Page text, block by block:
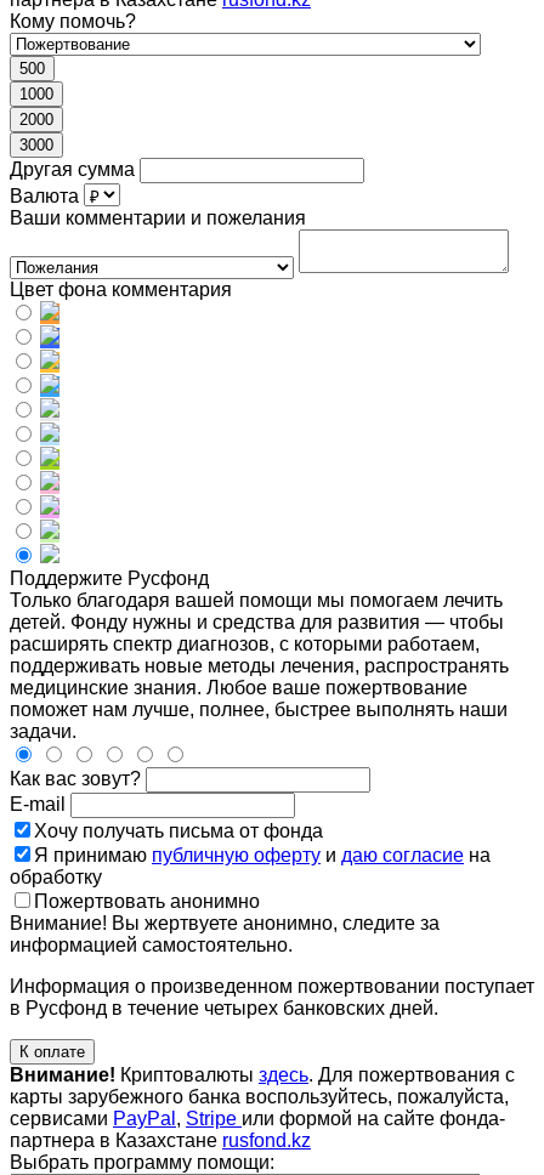
Кому помочь?
500
1000
2000
3000
Другая сумма
Валюта
Ваши комментарии и пожелания
Цвет фона комментария
Поддержите Русфонд
Только благодаря вашей помощи мы помогаем лечить
детей. Фонду нужны и средства для развития — чтобы
расширять спектр диагнозов, с которыми работаем,
поддерживать новые методы лечения, распространять
медицинские знания. Любое ваше пожертвование
поможет нам лучше, полнее, быстрее выполнять наши
задачи.
Как вас зовут?
E-mail
Хочу получать письма от фонда
Я принимаю публичную оферту и даю согласие на
обработку
Пожертвовать анонимно
Внимание! Вы жертвуете анонимно, следите за
информацией самостоятельно.
Информация о произведенном пожертвовании поступает
в Русфонд в течение четырех банковских дней.
К оплате
Внимание! Криптовалюты здесь. Для пожертвования с
карты зарубежного банка воспользуйтесь, пожалуйста,
сервисами PayPal , Stripe или формой на сайте фонда-
партнера в Казахстане rusfond.kz
Выбрать программу помощи: